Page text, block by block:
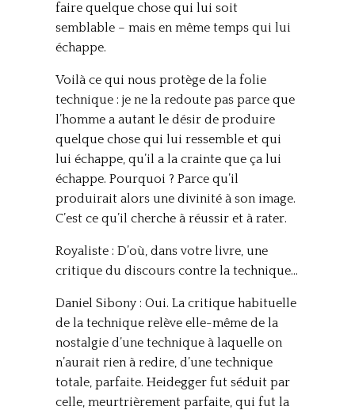
faire quelque chose qui lui soit
semblable – mais en même temps qui lui
échappe.
Voilà ce qui nous protège de la folie
technique : je ne la redoute pas parce que
l’homme a autant le désir de produire
quelque chose qui lui ressemble et qui
lui échappe, qu’il a la crainte que ça lui
échappe. Pourquoi ? Parce qu’il
produirait alors une divinité à son image.
C’est ce qu’il cherche à réussir et à rater.
Royaliste : D’où, dans votre livre, une
critique du discours contre la technique…
Daniel Sibony : Oui. La critique habituelle
de la technique relève elle-même de la
nostalgie d’une technique à laquelle on
n’aurait rien à redire, d’une technique
totale, parfaite. Heidegger fut séduit par
celle, meurtrièrement parfaite, qui fut la